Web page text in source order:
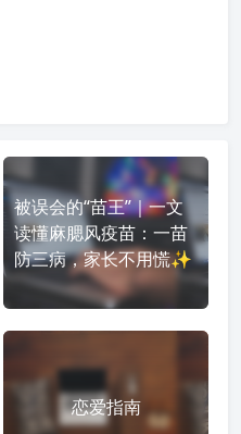
被误会的“苗王”｜一文
读懂麻腮风疫苗：一苗
防三病，家长不用慌✨
恋爱指南